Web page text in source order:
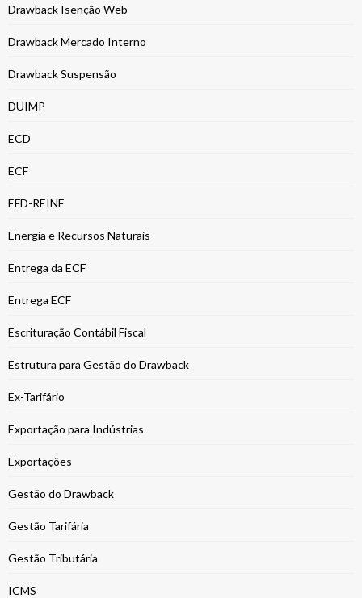
Drawback Isenção Web
Drawback Mercado Interno
Drawback Suspensão
DUIMP
ECD
ECF
EFD-REINF
Energia e Recursos Naturais
Entrega da ECF
Entrega ECF
Escrituração Contábil Fiscal
Estrutura para Gestão do Drawback
Ex-Tarifário
Exportação para Indústrias
Exportações
Gestão do Drawback
Gestão Tarifária
Gestão Tributária
ICMS